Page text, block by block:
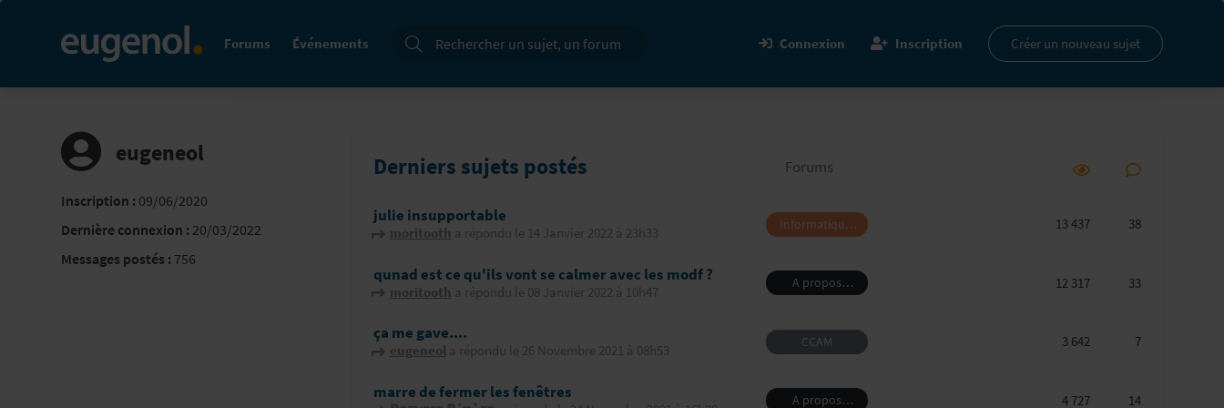
Forums Événements
Recherche
Connexion Inscription Créer un nouveau sujet
eugeneol
Inscription : 09/06/2020
Dernière connexion : 20/03/2022
Messages postés : 756
Derniers sujets postés Forums
julie insupportable
moritooth a répondu le 14 Janvier 2022 à 23h33
Informatique,
imagerie et
13 437 38
qunad est ce qu'ils vont se calmer avec les modf ?
moritooth a répondu le 08 Janvier 2022 à 10h47
A propos
d'Eugenol
12 317 33
ça me gave....
eugeneola répondu le 26 Novembre 2021 à 08h53
CCAM 3 642 7
marre de fermer les fenêtres
A propos
4 727 14